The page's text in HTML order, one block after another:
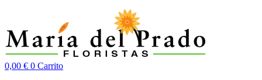
0,00 € 0 Carrito